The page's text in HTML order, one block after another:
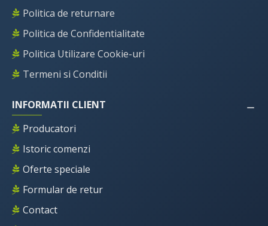
Politica de returnare
Politica de Confidentialitate
Politica Utilizare Cookie-uri
Termeni si Conditii
INFORMATII CLIENT
Producatori
Istoric comenzi
Oferte speciale
Formular de retur
Contact